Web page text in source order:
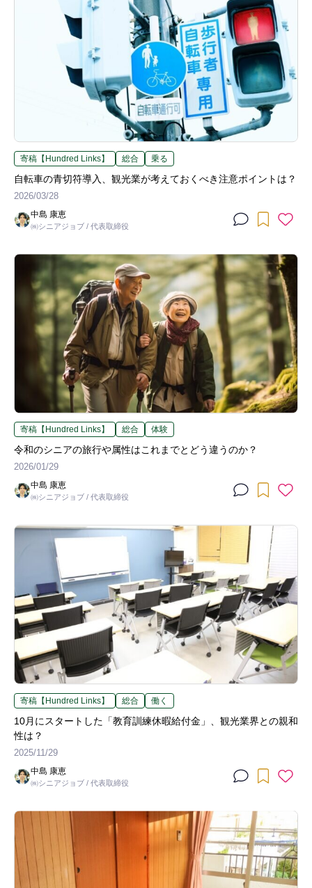
寄稿【Hundred Links】 総合 乗る
自転車の青切符導入、観光業が考えておくべき注意ポイントは？
2026/03/28
中島 康恵
㈱シニアジョブ / 代表取締役
寄稿【Hundred Links】 総合 体験
令和のシニアの旅行や属性はこれまでとどう違うのか？
2026/01/29
中島 康恵
㈱シニアジョブ / 代表取締役
寄稿【Hundred Links】 総合 働く
10月にスタートした「教育訓練休暇給付金」、観光業界との親和
性は？
2025/11/29
中島 康恵
㈱シニアジョブ / 代表取締役